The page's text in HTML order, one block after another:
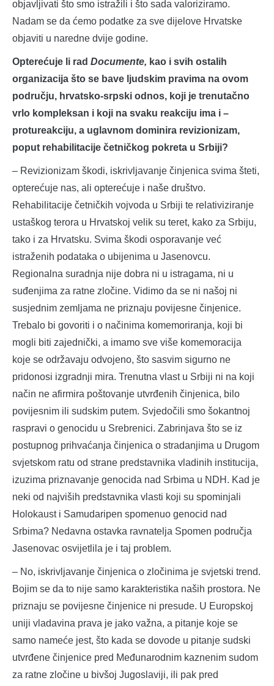
objavljivati što smo istražili i što sada valoriziramo.
Nadam se da ćemo podatke za sve dijelove Hrvatske
objaviti u naredne dvije godine.
Opterećuje li rad Documente, kao i svih ostalih
organizacija što se bave ljudskim pravima na ovom
području, hrvatsko-srpski odnos, koji je trenutačno
vrlo kompleksan i koji na svaku reakciju ima i –
protureakciju, a uglavnom dominira revizionizam,
poput rehabilitacije četničkog pokreta u Srbiji?
– Revizionizam škodi, iskrivljavanje činjenica svima šteti,
opterećuje nas, ali opterećuje i naše društvo.
Rehabilitacije četničkih vojvoda u Srbiji te relativiziranje
ustaškog terora u Hrvatskoj velik su teret, kako za Srbiju,
tako i za Hrvatsku. Svima škodi osporavanje već
istraženih podataka o ubijenima u Jasenovcu.
Regionalna suradnja nije dobra ni u istragama, ni u
suđenjima za ratne zločine. Vidimo da se ni našoj ni
susjednim zemljama ne priznaju povijesne činjenice.
Trebalo bi govoriti i o načinima komemoriranja, koji bi
mogli biti zajednički, a imamo sve više komemoracija
koje se održavaju odvojeno, što sasvim sigurno ne
pridonosi izgradnji mira. Trenutna vlast u Srbiji ni na koji
način ne afirmira poštovanje utvrđenih činjenica, bilo
povijesnim ili sudskim putem. Svjedočili smo šokantnoj
raspravi o genocidu u Srebrenici. Zabrinjava što se iz
postupnog prihvaćanja činjenica o stradanjima u Drugom
svjetskom ratu od strane predstavnika vladinih institucija,
izuzima priznavanje genocida nad Srbima u NDH. Kad je
neki od najviših predstavnika vlasti koji su spominjali
Holokaust i Samudaripen spomenuo genocid nad
Srbima? Nedavna ostavka ravnatelja Spomen područja
Jasenovac osvijetlila je i taj problem.
– No, iskrivljavanje činjenica o zločinima je svjetski trend.
Bojim se da to nije samo karakteristika naših prostora. Ne
priznaju se povijesne činjenice ni presude. U Europskoj
uniji vladavina prava je jako važna, a pitanje koje se
samo nameće jest, što kada se dovode u pitanje sudski
utvrđene činjenice pred Međunarodnim kaznenim sudom
za ratne zločine u bivšoj Jugoslaviji, ili pak pred